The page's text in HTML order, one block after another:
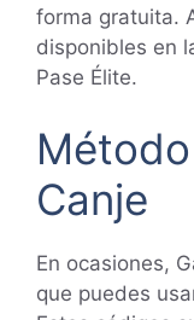
forma gratuita.
disponibles en
Pase Élite.
Canje
En ocasiones,
que puedes